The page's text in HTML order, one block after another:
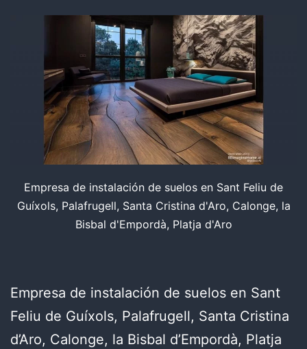
Empresa de instalación de suelos en Sant Feliu de
Guíxols, Palafrugell, Santa Cristina d'Aro, Calonge, la
Bisbal d'Empordà, Platja d'Aro
Empresa de instalación de suelos en Sant
Feliu de Guíxols, Palafrugell, Santa Cristina
d’Aro, Calonge, la Bisbal d’Empordà, Platja